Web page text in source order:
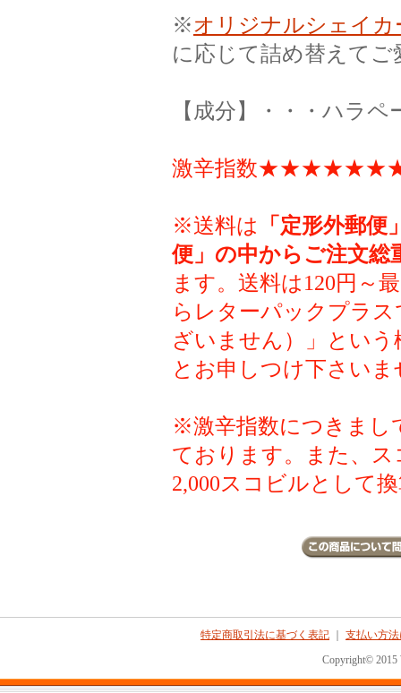
※オリジナルシェイカ
に応じて詰め替えて
【成分】・・・ハラペ
激辛指数
※送料は
「定形外郵
便」の中からご注文総
ます。送料は120円～
らレターパックプラ
ざいません）」とい
とお申しつけ下さいま
※激辛指数につきまし
ております。また、
2,000スコビルとして
特定商取引法に基づく表記
支払い方
Copyright© 2015